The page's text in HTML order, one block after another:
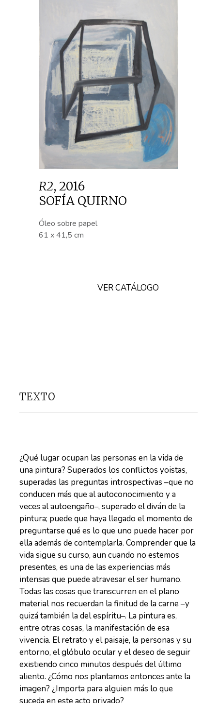
R2, 2016
SOFÍA QUIRNO
Óleo sobre papel
61 x 41,5 cm
VER CATÁLOGO
TEXTO
¿Qué lugar ocupan las personas en la vida de
una pintura? Superados los conflictos yoistas,
superadas las preguntas introspectivas –que no
conducen más que al autoconocimiento y a
veces al autoengaño–, superado el diván de la
pintura; puede que haya llegado el momento de
preguntarse qué es lo que uno puede hacer por
ella además de contemplarla. Comprender que la
vida sigue su curso, aun cuando no estemos
presentes, es una de las experiencias más
intensas que puede atravesar el ser humano.
Todas las cosas que transcurren en el plano
material nos recuerdan la finitud de la carne –y
quizá también la del espíritu–. La pintura es,
entre otras cosas, la manifestación de esa
vivencia. El retrato y el paisaje, la personas y su
entorno, el glóbulo ocular y el deseo de seguir
existiendo cinco minutos después del último
aliento. ¿Cómo nos plantamos entonces ante la
imagen? ¿Importa para alguien más lo que
suceda en este acto privado?